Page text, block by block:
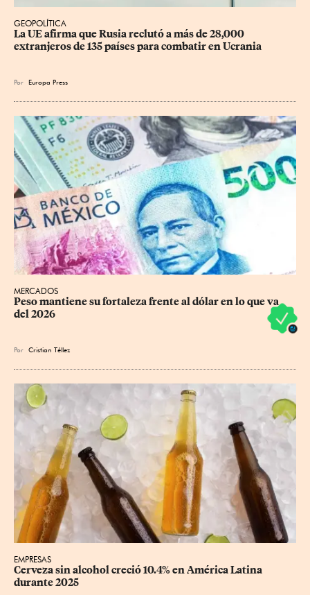
GEOPOLÍTICA
La UE afirma que Rusia reclutó a más de 28,000
extranjeros de 135 países para combatir en Ucrania
Por Europa Press
MERCADOS
Peso mantiene su fortaleza frente al dólar en lo que va
del 2026
Por Cristian Téllez
EMPRESAS
Cerveza sin alcohol creció 10.4% en América Latina
durante 2025